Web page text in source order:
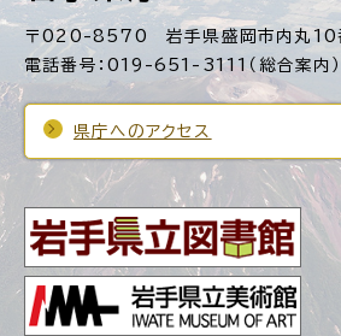
〒020-8570 岩手県盛岡市内丸10
電話番号：019-651-3111（総合案内）
県庁へのアクセス